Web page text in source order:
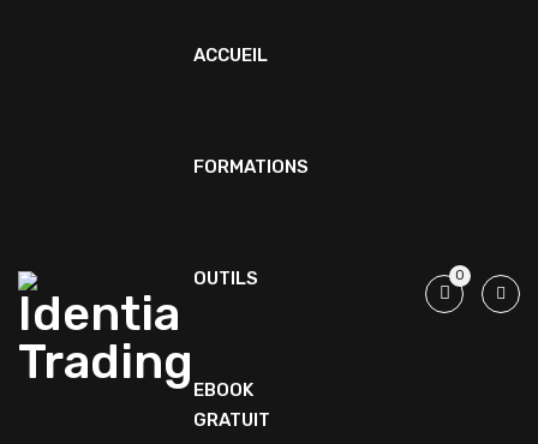
ACCUEIL
FORMATIONS
OUTILS
EBOOK
GRATUIT
0